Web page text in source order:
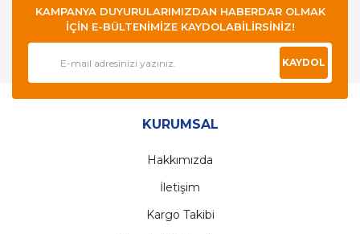
KAMPANYA DUYURULARIMIZDAN HABERDAR OLMAK
İÇİN E-BÜLTENİMİZE KAYDOLABİLİRSİNİZ!
KAYDOL
KURUMSAL
Hakkımızda
İletişim
Kargo Takibi